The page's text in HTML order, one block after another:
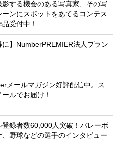
影する機会のある写真家、その写
ンにスポットをあてるコンテス
受付中！
に】NumberPREMIER法人プラン
メールマガジン好評配信中。ス
ルでお届け！
登録者数60,000人突破！バレーボ
、野球などの選手のインタビュー